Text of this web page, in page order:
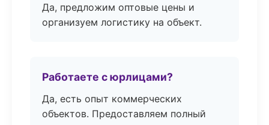
Да, предложим оптовые цены и
организуем логистику на объект.
Работаете с юрлицами?
Да, есть опыт коммерческих
объектов. Предоставляем полный